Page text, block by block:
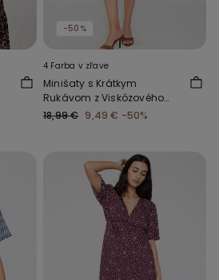
-50%
4 Farba v zľave
Minišaty s Krátkym
Rukávom z Viskózového
Plátna
18,99 € 9,49 € -50%